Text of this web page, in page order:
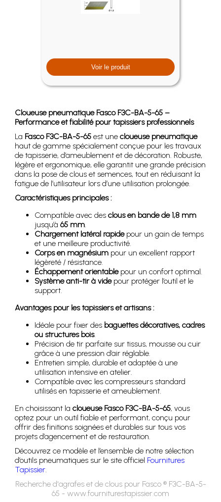
Voir le produit
Cloueuse pneumatique Fasco F3C-BA-5-65 –
Performance et fiabilité pour tapissiers professionnels
La Fasco F3C-BA-5-65 est une cloueuse pneumatique
haut de gamme spécialement conçue pour les travaux
de tapisserie, d’ameublement et de décoration. Robuste,
légère et ergonomique, elle garantit une grande précision
dans la pose de clous et semences, tout en réduisant la
fatigue de l’utilisateur lors d’une utilisation prolongée.
Caractéristiques principales :
Compatible avec des clous en bande de 1,8 mm
jusqu’à 65 mm.
Chargement latéral rapidepour un gain de temps
et une meilleure productivité.
Corps en magnésium pour un excellent rapport
légèreté / résistance.
Échappement orientablepour un confort optimal.
Système anti-tir à videpour protéger l’outil et le
support.
Avantages pour les tapissiers et artisans :
Idéale pour fixer des baguettes décoratives, cadres
ou structures bois.
Précision de tir parfaite sur tissus, mousse ou cuir
grâce à une pression d’air réglable.
Entretien simple, durable et adaptée à une
utilisation intensive en atelier.
Compatible avec les compresseurs standard
utilisés en tapisserie et ameublement.
En choisissant la cloueuse Fasco F3C-BA-5-65, vous
optez pour un outil fiable et performant, conçu pour
offrir des finitions soignées et durables sur tous vos
projets d’agencement et de restauration.
Découvrez ce modèle et l’ensemble de notre sélection
d’outils pneumatiques sur le site officiel Fournitures
Tapissier.
Recherche d'agrafes et de clous pour Fasco ® F3C-BA-5-
65 - www.fourniturestapissier.com